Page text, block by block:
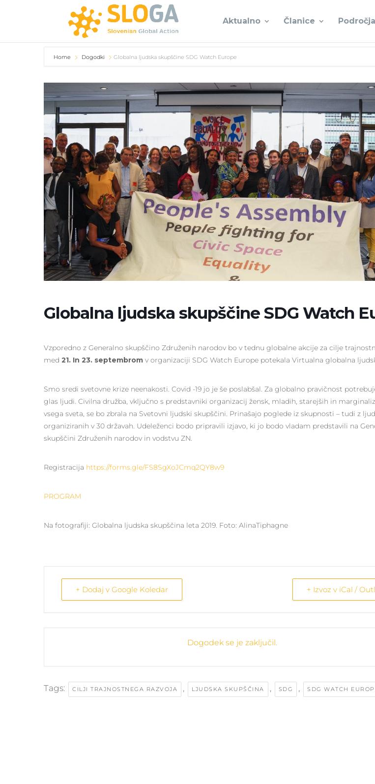
Aktualno Članice
Home Dogodki Globalna ljudska skupščine SDG Watch Europe
Globalna ljudska skupščine SDG Watch
Vzporedno z Generalno skupščino Združenih narodov bo v tednu globalne akcije za cilje
med 21. In 23. septembrom v organizaciji SDG Watch Europe potekala Virtualna globalna
Smo sredi svetovne krize neenakosti. Covid -19 jo je še poslabšal. Za globalno pravičnost
glas ljudi. Civilna družba, vključno s predstavniki organizacij žensk, mladih, starejših in
vsega sveta, se bo zbrala na Svetovni ljudski skupščini. Prinašajo poglede iz skupnosti – tudi z
organiziranih v 30 državah. Udeleženci bodo pripravili izjavo, ki jo bodo vladam predstavili na
skupščini Združenih narodov in vodstvu ZN.
Registracija https://forms.gle/FS8SgXoJCmq2QY8w9
PROGRAM
Na fotografiji: Globalna ljudska skupščina leta 2019. Foto: AlinaTiphagne
+ Dodaj v Google Koledar + Izvoz v iCal /
Dogodek se je zaključil.
Tags: CILJI TRAJNOSTNEGA RAZVOJA , LJUDSKA SKUPŠČINA , SDG , SDG WATCH